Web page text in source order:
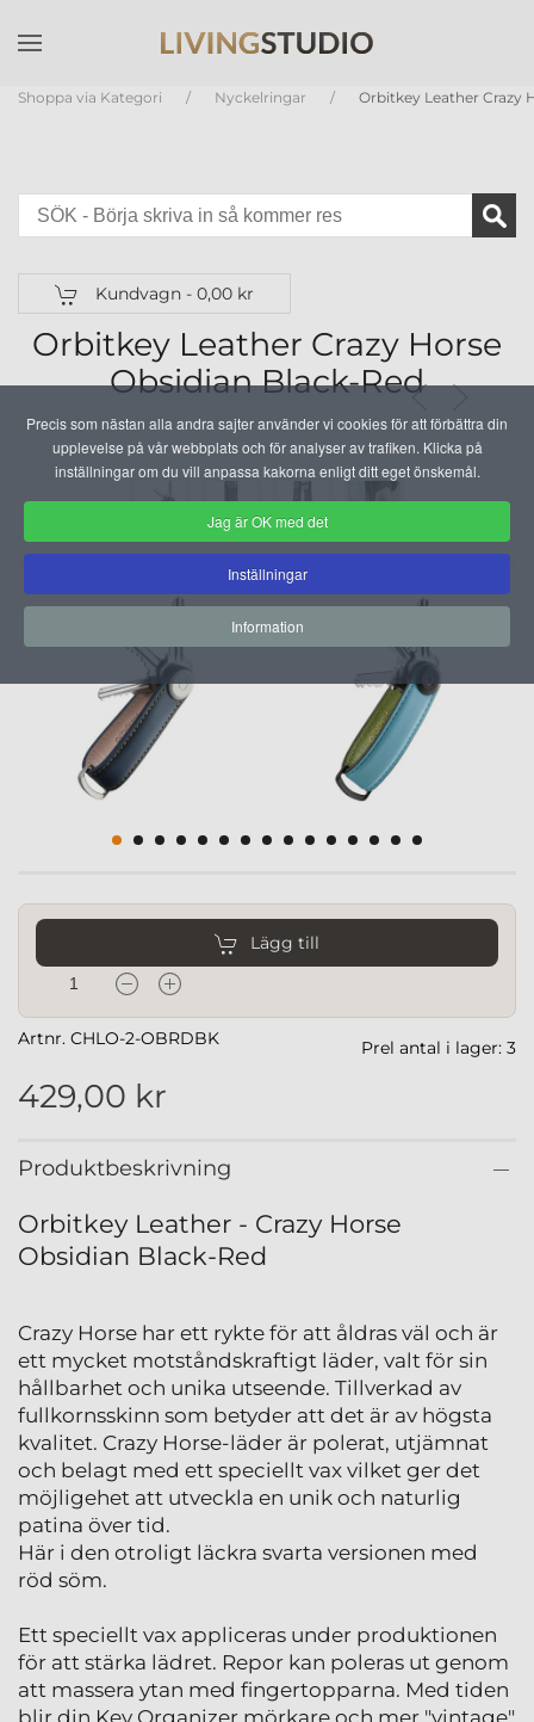
Shoppa via Kategori Nyckelringar Orbitkey Leather Crazy
Kundvagn - 0,00 kr
Orbitkey Leather Crazy Horse
Obsidian Black-Red
Lägg till
Prel antal i lager: 3
Artnr. CHLO-2-OBRDBK
429,00 kr
Produktbeskrivning
Orbitkey Leather - Crazy Horse
Obsidian Black-Red
Crazy Horse har ett rykte för att åldras väl och är
ett mycket motståndskraftigt läder, valt för sin
hållbarhet och unika utseende. Tillverkad av
fullkornsskinn som betyder att det är av högsta
kvalitet. Crazy Horse-läder är polerat, utjämnat
och belagt med ett speciellt vax vilket ger det
möjligehet att utveckla en unik och naturlig
patina över tid.
Här i den otroligt läckra svarta versionen med
röd söm.
Ett speciellt vax appliceras under produktionen
för att stärka lädret. Repor kan poleras ut genom
att massera ytan med fingertopparna. Med tiden
blir din Key Organizer mörkare och mer "vintage"
Precis som nästan alla andra sajter använder vi cookies för att förbättra din
upplevelse på vår webbplats och för analyser av trafiken. Klicka på
inställningar om du vill anpassa kakorna enligt ditt eget önskemål.
Jag är OK med det
Inställningar
Information